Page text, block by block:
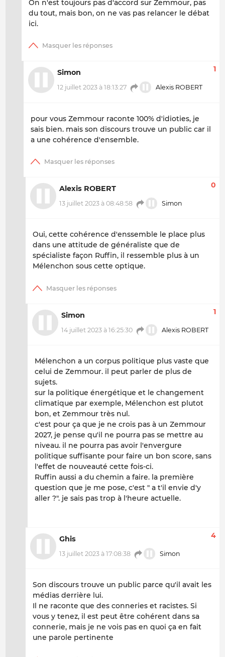
On n'est toujours pas d'accord sur Zemmour, pas
du tout, mais bon, on ne vas pas relancer le débat
ici.
Simon
12 juillet 2023 à 18:13:27 Alexis ROBERT
1
pour vous Zemmour raconte 100% d'idioties, je
sais bien. mais son discours trouve un public car il
a une cohérence d'ensemble.
Alexis ROBERT
13 juillet 2023 à 08:48:58 Simon
0
Oui, cette cohérence d'enssemble le place plus
dans une attitude de généraliste que de
spécialiste façon Ruffin, il ressemble plus à un
Mélenchon sous cette optique.
Simon
14 juillet 2023 à 16:25:30 Alexis ROBERT
1
Mélenchon a un corpus politique plus vaste que
celui de Zemmour. il peut parler de plus de
sujets.
sur la politique énergétique et le changement
climatique par exemple, Mélenchon est plutot
bon, et Zemmour très nul.
c'est pour ça que je ne crois pas à un Zemmour
2027, je pense qu'il ne pourra pas se mettre au
niveau. il ne pourra pas avoir l'envergure
politique suffisante pour faire un bon score, sans
l'effet de nouveauté cette fois-ci.
Ruffin aussi a du chemin a faire. la première
question que je me pose, c'est " a t'il envie d'y
aller ?". je sais pas trop à l'heure actuelle.
Ghis
13 juillet 2023 à 17:08:38 Simon
4
Son discours trouve un public parce qu'il avait les
médias derrière lui.
Il ne raconte que des conneries et racistes. Si
vous y tenez, il est peut être cohérent dans sa
connerie, mais je ne vois pas en quoi ça en fait
une parole pertinente